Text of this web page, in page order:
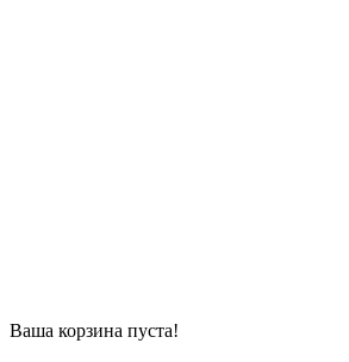
Ваша корзина пуста!